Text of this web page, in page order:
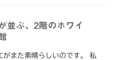
並ぶ、2階のホワイ
がまた素晴らしいのです。 私